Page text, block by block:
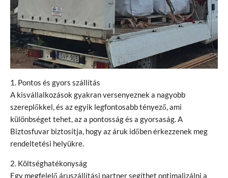
1. Pontos és gyors szállítás
A kisvállalkozások gyakran versenyeznek a nagyobb
szereplőkkel, és az egyik legfontosabb tényező, ami
különbséget tehet, az a pontosság és a gyorsaság. A
Biztosfuvar biztosítja, hogy az áruk időben érkezzenek meg
rendeltetési helyükre.
2. Költséghatékonyság
Egy megfelelő áruszállítási partner segíthet optimalizálni a